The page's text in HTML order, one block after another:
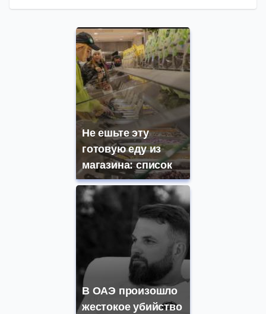
Не ешьте эту
готовую еду из
магазина: список
В ОАЭ произошло
жестокое убийство